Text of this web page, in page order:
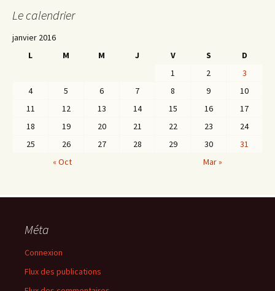
Le calendrier
janvier 2016
L
M M J V S
D
1
2
3
4
5 6 7 8 9
10
11
12 13 14 15 16
17
18
19 20 21 22 23
24
25
26 27 28 29 30
31
« Oct
Mar »
Méta
Connexion
Flux des publications